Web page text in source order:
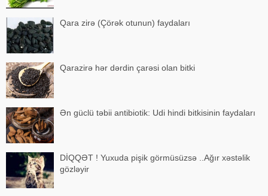
Qara zirə (Çörək otunun) faydaları
Qarazirə hər dərdin çarəsi olan bitki
Ən güclü təbii antibiotik: Udi hindi bitkisinin faydaları
DİQQƏT ! Yuxuda pişik görmüsüzsə ..Ağır xəstəlik
gözləyir